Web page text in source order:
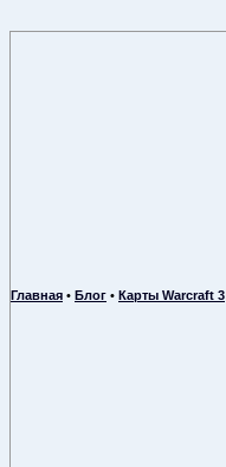
Главная • Блог • Карты Warcraft 3